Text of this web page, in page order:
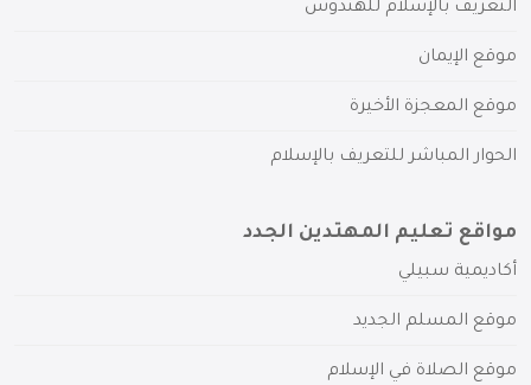
التعريف بالإسلام للهندوس
موقع الإيمان
موقع المعجزة الأخيرة
الحوار المباشر للتعريف بالإسلام
مواقع تعليم المهتدين الجدد
أكاديمية سبيلي
موقع المسلم الجديد
موقع الصلاة في الإسلام